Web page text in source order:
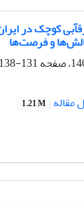
کوچک در
و فرصت‌ها
131-138
مقاله 1.21 M